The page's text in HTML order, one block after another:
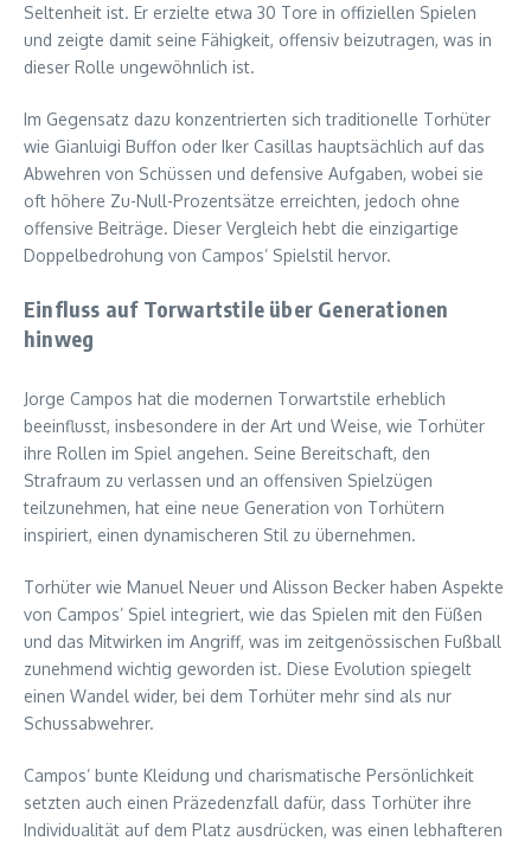
Seltenheit ist. Er erzielte etwa 30 Tore in offiziellen Spielen
und zeigte damit seine Fähigkeit, offensiv beizutragen, was in
dieser Rolle ungewöhnlich ist.
Im Gegensatz dazu konzentrierten sich traditionelle Torhüter
wie Gianluigi Buffon oder Iker Casillas hauptsächlich auf das
Abwehren von Schüssen und defensive Aufgaben, wobei sie
oft höhere Zu-Null-Prozentsätze erreichten, jedoch ohne
offensive Beiträge. Dieser Vergleich hebt die einzigartige
Doppelbedrohung von Campos’ Spielstil hervor.
Einfluss auf Torwartstile über Generationen
hinweg
Jorge Campos hat die modernen Torwartstile erheblich
beeinflusst, insbesondere in der Art und Weise, wie Torhüter
ihre Rollen im Spiel angehen. Seine Bereitschaft, den
Strafraum zu verlassen und an offensiven Spielzügen
teilzunehmen, hat eine neue Generation von Torhütern
inspiriert, einen dynamischeren Stil zu übernehmen.
Torhüter wie Manuel Neuer und Alisson Becker haben Aspekte
von Campos’ Spiel integriert, wie das Spielen mit den Füßen
und das Mitwirken im Angriff, was im zeitgenössischen Fußball
zunehmend wichtig geworden ist. Diese Evolution spiegelt
einen Wandel wider, bei dem Torhüter mehr sind als nur
Schussabwehrer.
Campos’ bunte Kleidung und charismatische Persönlichkeit
setzten auch einen Präzedenzfall dafür, dass Torhüter ihre
Individualität auf dem Platz ausdrücken, was einen lebhafteren